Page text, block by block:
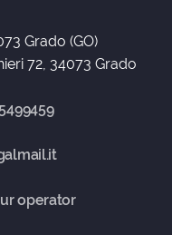
Grado (GO)
72, 34073 Grado
operator